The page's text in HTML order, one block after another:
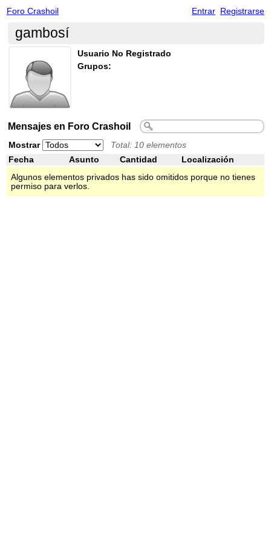
Foro Crashoil Entrar Registrarse
gambosí
Usuario No Registrado
Grupos:
Mensajes en Foro Crashoil
Mostrar
Total: 10 elementos
Fecha
Asunto Cantidad
Localización
Algunos elementos privados has sido omitidos porque no tienes
permiso para verlos.